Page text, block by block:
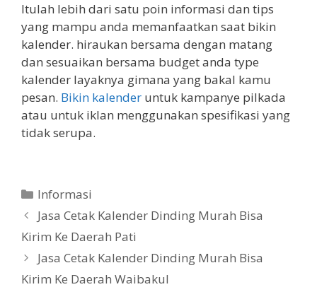
Itulah lebih dari satu poin informasi dan tips
yang mampu anda memanfaatkan saat bikin
kalender. hiraukan bersama dengan matang
dan sesuaikan bersama budget anda type
kalender layaknya gimana yang bakal kamu
pesan. Bikin kalender untuk kampanye pilkada
atau untuk iklan menggunakan spesifikasi yang
tidak serupa.
Categories
Informasi
Jasa Cetak Kalender Dinding Murah Bisa
Kirim Ke Daerah Pati
Jasa Cetak Kalender Dinding Murah Bisa
Kirim Ke Daerah Waibakul